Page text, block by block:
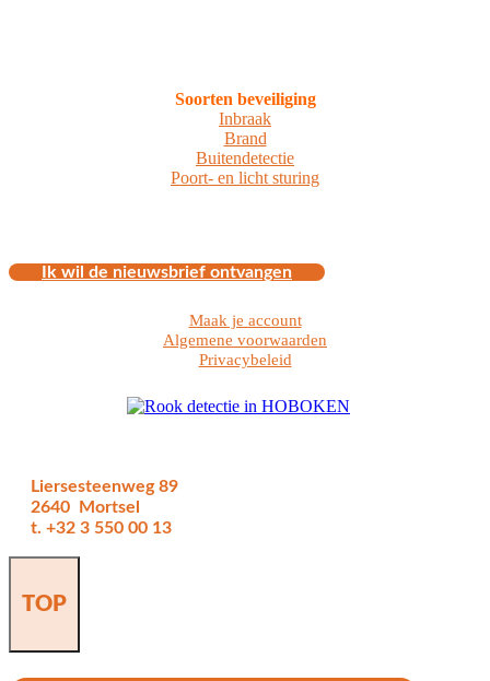
Soorten beveiliging
Inbraak
Brand
Buitendetectie
Poort- en licht sturing
Ik wil de nieuwsbrief ontvangen
Maak je account
Algemene voorwaarden
Privacybeleid
Liersesteenweg 89
2640 Mortsel
t. +32 3 550 00 13
TOP